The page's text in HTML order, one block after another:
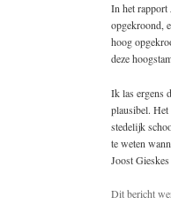
In het rapport
opgekroond,
hoog
deze
Ik las ergens
plausibel. Het
stedelijk
te weten
Joost Gieskes
Dit bericht